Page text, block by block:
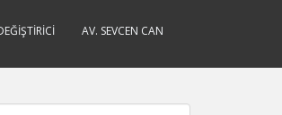
AV. SEVCEN CAN